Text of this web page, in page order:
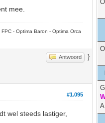
mee.
- Optima Baron - Optima Orca
Antwoord }
#1.095
wel steeds lastiger,